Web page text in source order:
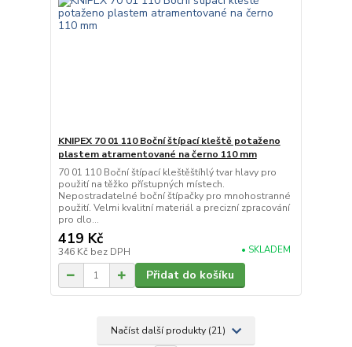
KNIPEX 70 01 110 Boční štípací kleště potaženo
plastem atramentované na černo 110 mm
70 01 110 Boční štípací kleštěštíhlý tvar hlavy pro
použití na těžko přístupných místech.
Nepostradatelné boční štípačky pro mnohostranné
použití. Velmi kvalitní materiál a precizní zpracování
pro dlo...
419 Kč
346 Kč bez DPH • SKLADEM
Přidat do košíku
Načíst další produkty (21)